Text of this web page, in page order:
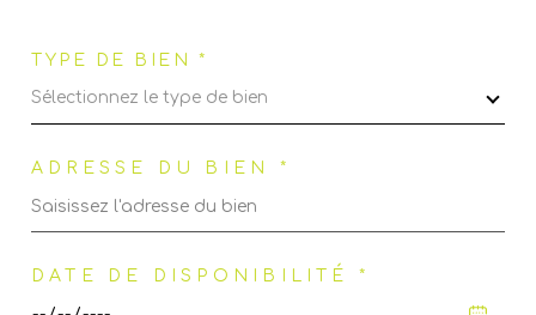
TYPE DE BIEN *
Sélectionnez le type de bien
ADRESSE DU BIEN *
DATE DE DISPONIBILITÉ *